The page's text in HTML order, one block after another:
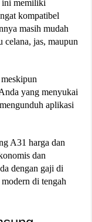
ini memiliki
kompatibel
masih mudah
celana, jas, maupun
yang menyukai
aplikasi
A31 harga dan
dan
dengan gaji di
di tengah